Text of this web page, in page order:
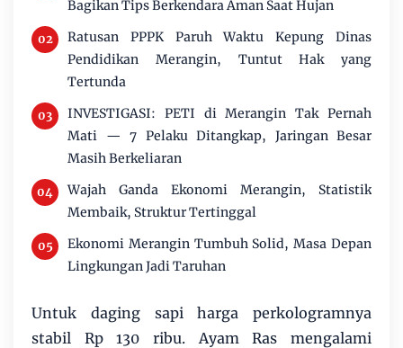
Bagikan Tips Berkendara Aman Saat Hujan
Ratusan PPPK Paruh Waktu Kepung Dinas
Pendidikan Merangin, Tuntut Hak yang
Tertunda
INVESTIGASI: PETI di Merangin Tak Pernah
Mati — 7 Pelaku Ditangkap, Jaringan Besar
Masih Berkeliaran
Wajah Ganda Ekonomi Merangin, Statistik
Membaik, Struktur Tertinggal
Ekonomi Merangin Tumbuh Solid, Masa Depan
Lingkungan Jadi Taruhan
Untuk daging sapi harga perkologramnya
stabil Rp 130 ribu. Ayam Ras mengalami